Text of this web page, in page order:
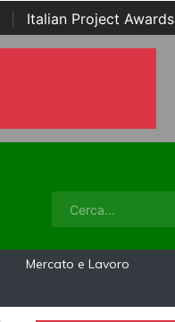
Italian Project Awards
Mercato e Lavoro